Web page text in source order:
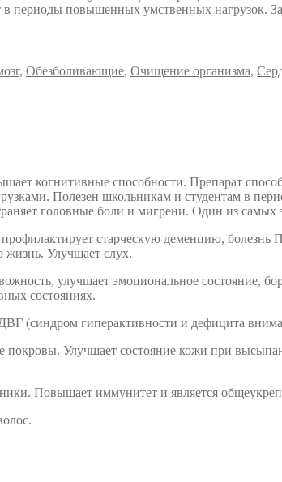
повышенных умственных нагрузок.
, Обезболивающие, Очищение организма,
когнитивные способности. Препарат
Полезен школьникам и студентам в
головные боли и мигрени. Один из
старческую деменцию, болезнь
жизнь. Улучшает слух.
улучшает эмоциональное состояние,
состояниях.
(синдром гиперактивности и дефицита
Улучшает состояние кожи при
Повышает иммунитет и является